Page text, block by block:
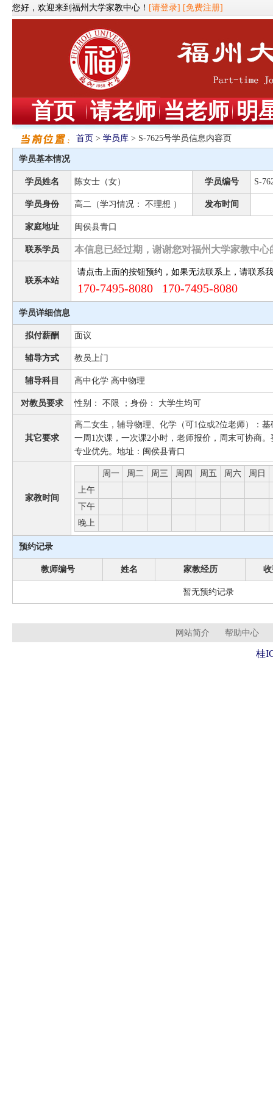
您好，欢迎来到福州大学家教中心！ [请登录] [免费注册]
首页 请老师 当老师 明
首页 > 学员库 > S-7625号学员信息内容页
学员基本情况
学员姓名 陈女士（女） 学员编号 S-
学员身份 高二（学习情况： 不理想 ） 发布时间
家庭地址 闽侯县青口
联系学员 本信息已经过期，谢谢您对福州大学家教中心
联系本站
请点击上面的按钮预约，如果无法联系上，请联系
170-7495-8080 170-7495-8080
学员详细信息
拟付薪酬 面议
辅导方式 教员上门
辅导科目 高中化学 高中物理
对教员要求 性别： 不限 ；身份： 大学生均可
其它要求
高二女生，辅导物理、化学（可1位或2位老师）：
一周1次课，一次课2小时，老师报价，周末可协商
专业优先。地址：闽侯县青口
家教时间
周一 周二 周三 周四 周五 周六 周日
上午
下午
晚上
预约记录
教师编号 姓名 家教经历
暂无预约记录
网站简介 帮助中心
桂